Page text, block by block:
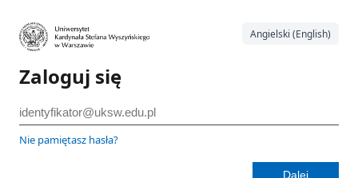
Angielski (English)
Zaloguj się
Nie pamiętasz hasła?